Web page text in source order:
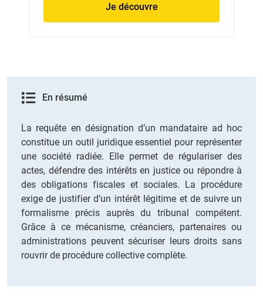
En résumé
La requête en désignation d’un mandataire ad hoc
constitue un outil juridique essentiel pour représenter
une société radiée. Elle permet de régulariser des
actes, défendre des intérêts en justice ou répondre à
des obligations fiscales et sociales. La procédure
exige de justifier d’un intérêt légitime et de suivre un
formalisme précis auprès du tribunal compétent.
Grâce à ce mécanisme, créanciers, partenaires ou
administrations peuvent sécuriser leurs droits sans
rouvrir de procédure collective complète.
Je découvre